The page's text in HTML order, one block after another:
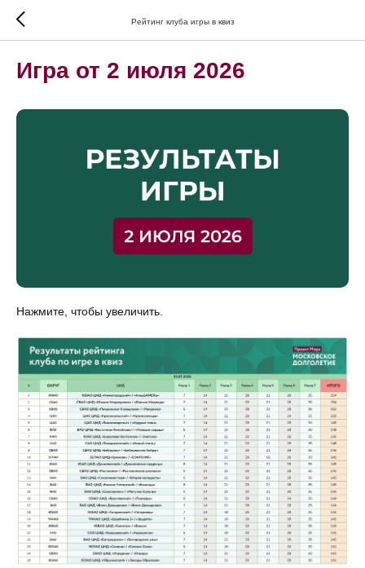
Рейтинг клуба игры в квиз
Игра от 2 июля 2026
Нажмите, чтобы увеличить.